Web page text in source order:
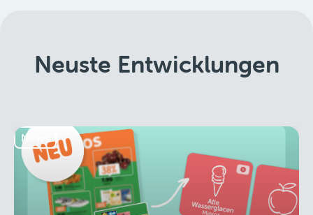
Neuste Entwicklungen
News